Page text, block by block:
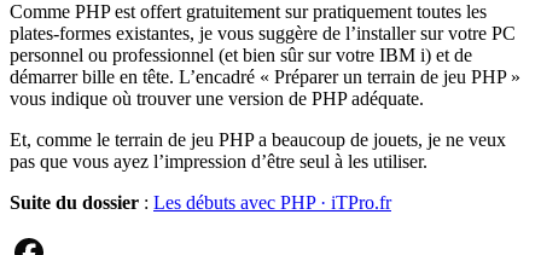
Comme PHP est offert gratuitement sur pratiquement toutes les
plates-formes existantes, je vous suggère de l’installer sur votre PC
personnel ou professionnel (et bien sûr sur votre IBM i) et de
démarrer bille en tête. L’encadré « Préparer un terrain de jeu PHP »
vous indique où trouver une version de PHP adéquate.
Et, comme le terrain de jeu PHP a beaucoup de jouets, je ne veux
pas que vous ayez l’impression d’être seul à les utiliser.
Suite du dossier : Les débuts avec PHP · iTPro.fr